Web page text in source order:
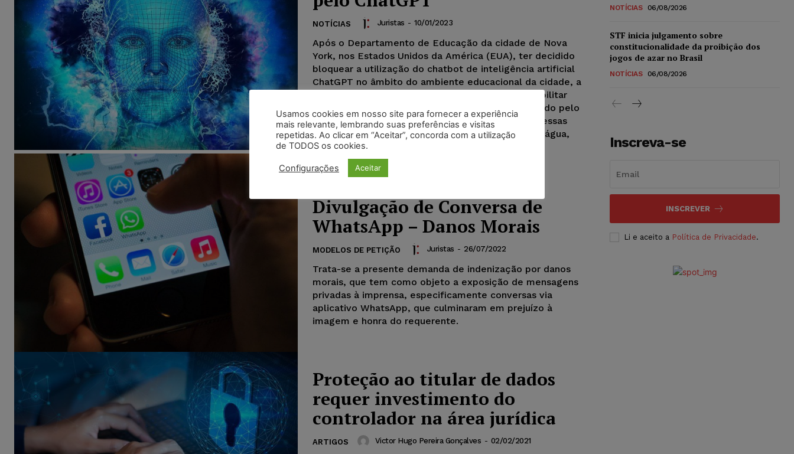
NOTÍCIAS Juristas - 10/01/2023
Após o Departamento de Educação da cidade de Nova
York, nos Estados Unidos da América (EUA), ter decidido
bloquear a utilização do chatbot de inteligência artificial
ChatGPT no âmbito do ambiente educacional da cidade, a
OpenAI optou por adotar “mitigações” para possibilitar
qualquer pessoa a identificar se um texto foi gerado pelo
software de inteligência artificial ChatGPT. Entre essas
medidas estaria também uma técnica de marca d’água,
de acordo com o site TechCrunch.
Divulgação de Conversa de
WhatsApp – Danos Morais
MODELOS DE PETIÇÃO Juristas - 26/07/2022
Trata-se a presente demanda de indenização por danos
morais, que tem como objeto a exposição de mensagens
privadas à imprensa, especificamente conversas via
aplicativo WhatsApp, que culminaram em prejuízo à
imagem e honra do requerente.
Proteção ao titular de dados
requer investimento do
controlador na área jurídica
ARTIGOS Victor Hugo Pereira Gonçalves - 02/02/2021
NOTÍCIAS 06/08/2026
STF inicia julgamento sobre
constitucionalidade da proibição dos
jogos de azar no Brasil
NOTÍCIAS 06/08/2026
Inscreva-se
INSCREVER
Li e aceito a Política de Privacidade.
Usamos cookies em nosso site para fornecer a experiência
mais relevante, lembrando suas preferências e visitas
repetidas. Ao clicar em “Aceitar”, concorda com a utilização
de TODOS os cookies.
Configurações Aceitar